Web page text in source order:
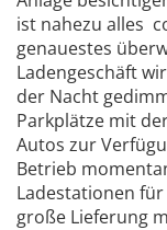
ist nahezu alles
genauestes
Ladengeschäft
der Nacht
Parkplätze mit
Autos zur
Betrieb
Ladestationen für
große Lieferung